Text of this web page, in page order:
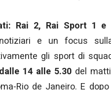
Rai 2, Rai Sport 1 e
notiziari e un focus
gli sport di
14 alle 5.30del
Rio de Janeiro. E